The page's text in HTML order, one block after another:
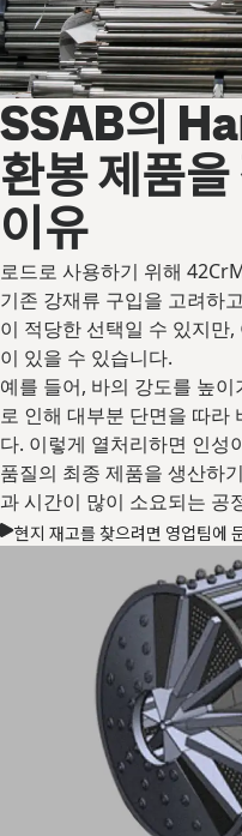
SSAB의
환봉 제품
이유
로드로 사용하기 위해
기존 강재류 구입을 고려하
이 적당한 선택일 수 있지만
이 있을 수 있습니다.
예를 들어, 바의 강도를 높
로 인해 대부분 단면을 따라
다. 이렇게 열처리하면 인성
품질의 최종 제품을 생산하
과 시간이 많이 소요되는 공
현지 재고를 찾으려면 영업팀에